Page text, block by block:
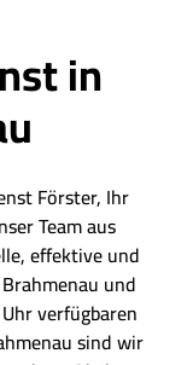
in
Förster, Ihr
Team aus
effektive und
und
verfügbaren
sind wir